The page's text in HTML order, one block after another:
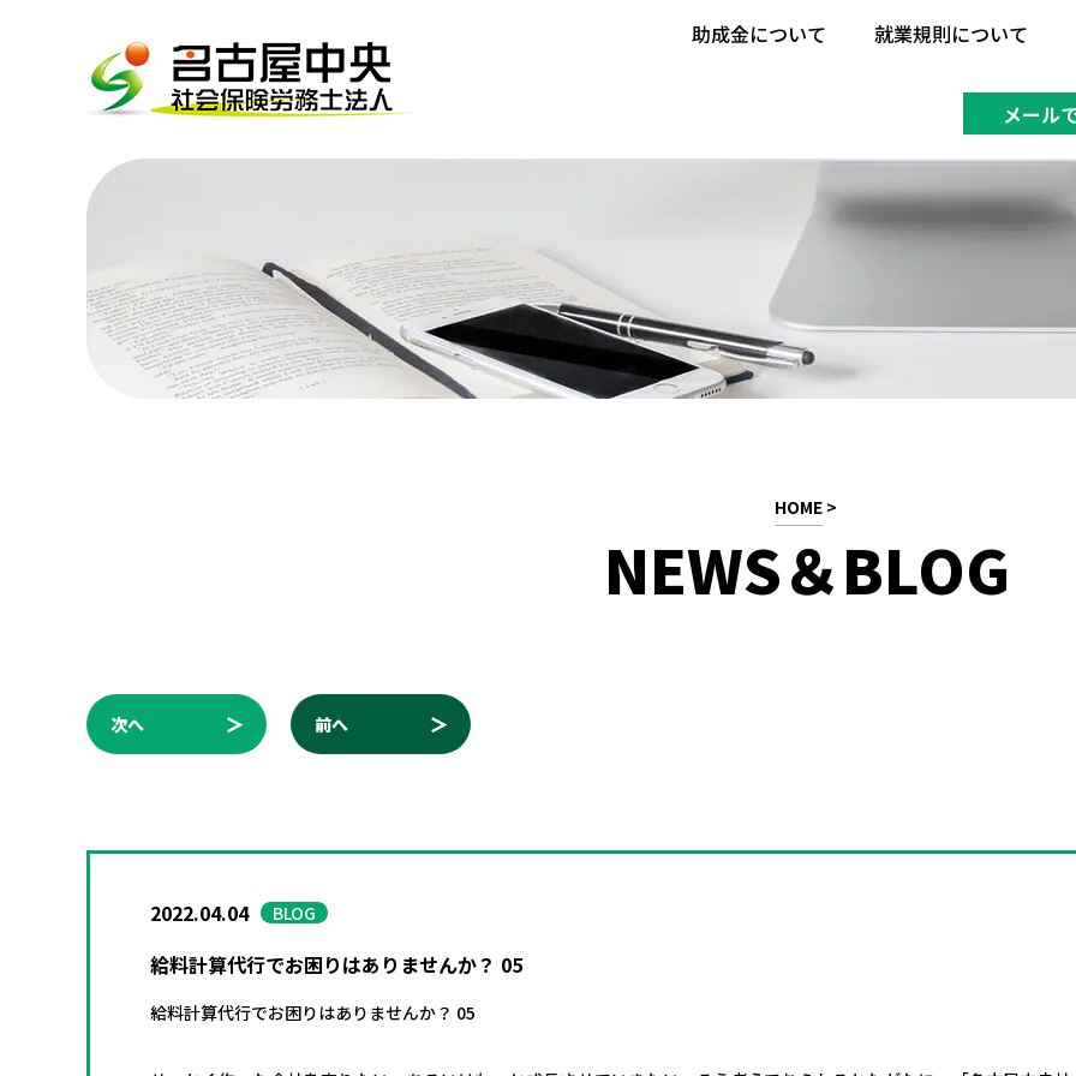
助成金について 就業規則について
メール
HOME>
NEWS＆BLOG
次へ 前へ
2022.04.04 BLOG
給料計算代行でお困りはありませんか？ 05
給料計算代行でお困りはありませんか？ 05